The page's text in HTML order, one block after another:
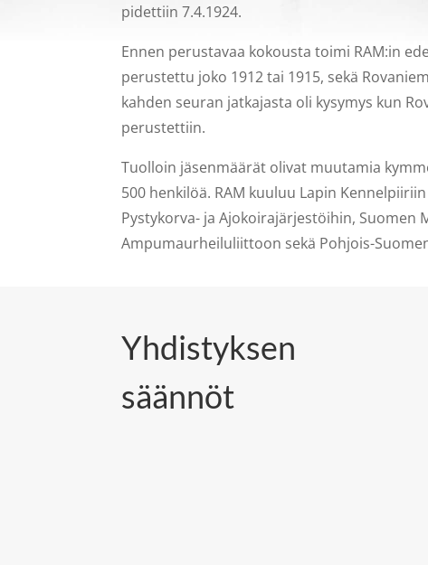
pidettiin 7.4.1924.
Ennen perustavaa kokousta toimi RAM:in
perustettu joko 1912 tai 1915, sekä
kahden seuran jatkajasta oli kysymys kun
perustettiin.
Tuolloin jäsenmäärät olivat muutamia
500 henkilöä. RAM kuuluu Lapin
Pystykorva- ja Ajokoirajärjestöihin, Suomen
Ampumaurheiluliittoon sekä Pohjois-
Yhdistyksen
säännöt